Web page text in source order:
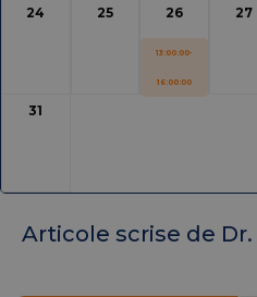
24 25 26
13:00:00-
16:00:00
27
31
Articole scrise de